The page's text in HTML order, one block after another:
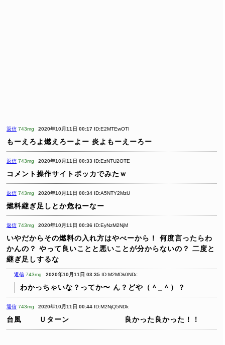
返信 743mg 2020年10月11日 00:17 ID:E2MTEwOTI
もーえろよ燃えろーよー 炎よもーえーろー
返信 743mg 2020年10月11日 00:33 ID:EzNTU2OTE
コメント操作サイトポッカでみたｗ
返信 743mg 2020年10月11日 00:34 ID:A5NTY2MzU
燃料継ぎ足しとか危ねーなー
返信 743mg 2020年10月11日 00:36 ID:EyNzM2NjM
いやだからその燃料の入れ方はやべーから！
何度言ったらわ
かんの？ やって良いことと悪いことが分からないの？ 二度と
継ぎ足しするな
返信 743mg 2020年10月11日 03:35 ID:M2MDk0NDc
わかっちゃいな？ってか〜 ん？どや（＾_＾）？
返信 743mg 2020年10月11日 00:44 ID:M2NjQ5NDk
台風 Ｕターン 良かった良かった！！